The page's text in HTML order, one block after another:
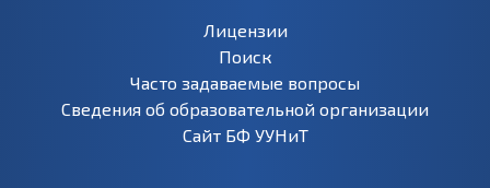
Лицензии
Поиск
Часто задаваемые вопросы
Сведения об образовательной организации
Сайт БФ УУНиТ